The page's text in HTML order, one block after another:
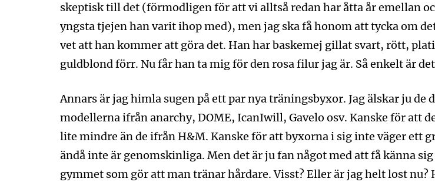
skeptisk till det (förmodligen för att vi alltså redan har åtta år emellan
yngsta tjejen han varit ihop med), men jag ska få honom att tycka om
vet att han kommer att göra det. Han har baskemej gillat svart, rött,
guldblond förr. Nu får han ta mig för den rosa filur jag är. Så enkelt är
Annars är jag himla sugen på ett par nya träningsbyxor. Jag älskar ju de
modellerna ifrån anarchy, DOME, IcanIwill, Gavelo osv. Kanske för att
lite mindre än de ifrån H&M. Kanske för att byxorna i sig inte väger ett
ändå inte är genomskinliga. Men det är ju fan något med att få känna sig
gymmet som gör att man tränar hårdare. Visst? Eller är jag helt lost nu?